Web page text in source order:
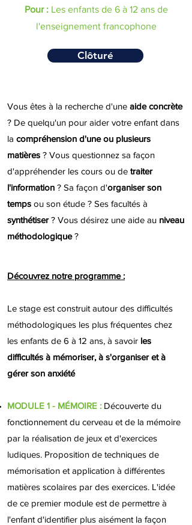
Pour : Les enfants de 6 à 12 ans de
l'enseignement francophone
Clôturé
Vous êtes à la recherche d'une aide concrète
? De quelqu'un pour aider votre enfant dans
la compréhension d'une ou plusieurs
matières ? Vous questionnez sa façon
d'appréhender les cours ou de traiter
l'information ? Sa façon d'organiser son
temps ou son étude ? Ses facultés à
synthétiser? Vous désirez une aide au niveau
méthodologique?
Découvrez notre programme :
Le stage est construit autour des difficultés
méthodologiques les plus fréquentes chez
les enfants de 6 à 12 ans, à savoir les
difficultés à mémoriser, à s'organiser et à
gérer son anxiété
MODULE 1 - MÉMOIRE : Découverte du
fonctionnement du cerveau et de la mémoire
par la réalisation de jeux et d'exercices
ludiques. Proposition de techniques de
mémorisation et application à différentes
matières scolaires par des exercices. L'idée
de ce premier module est de permettre à
l'enfant d'identifier plus aisément la façon